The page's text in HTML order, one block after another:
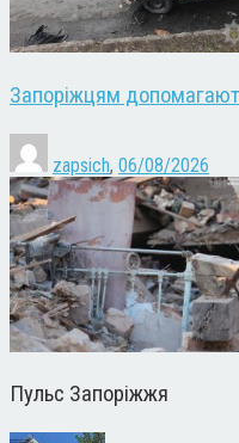
Запоріжцям
zapsich, 06/08/2026
Пульс Запоріжжя